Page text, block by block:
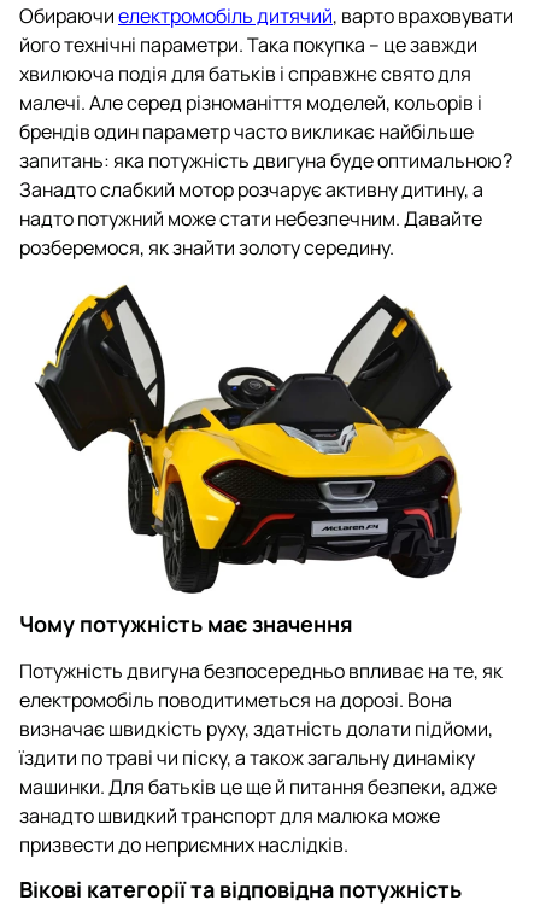
Обираючиелектромобіль дитячий, варто враховувати
його технічні параметри. Така покупка – це завжди
хвилююча подія для батьків і справжнє свято для
малечі. Але серед різноманіття моделей, кольорів і
брендів один параметр часто викликає найбільше
запитань: яка потужність двигуна буде оптимальною?
Занадто слабкий мотор розчарує активну дитину, а
надто потужний може стати небезпечним. Давайте
розберемося, як знайти золоту середину.
Чому потужність має значення
Потужність двигуна безпосередньо впливає на те, як
електромобіль поводитиметься на дорозі. Вона
визначає швидкість руху, здатність долати підйоми,
їздити по траві чи піску, а також загальну динаміку
машинки. Для батьків це ще й питання безпеки, адже
занадто швидкий транспорт для малюка може
призвести до неприємних наслідків.
Вікові категорії та відповідна потужність